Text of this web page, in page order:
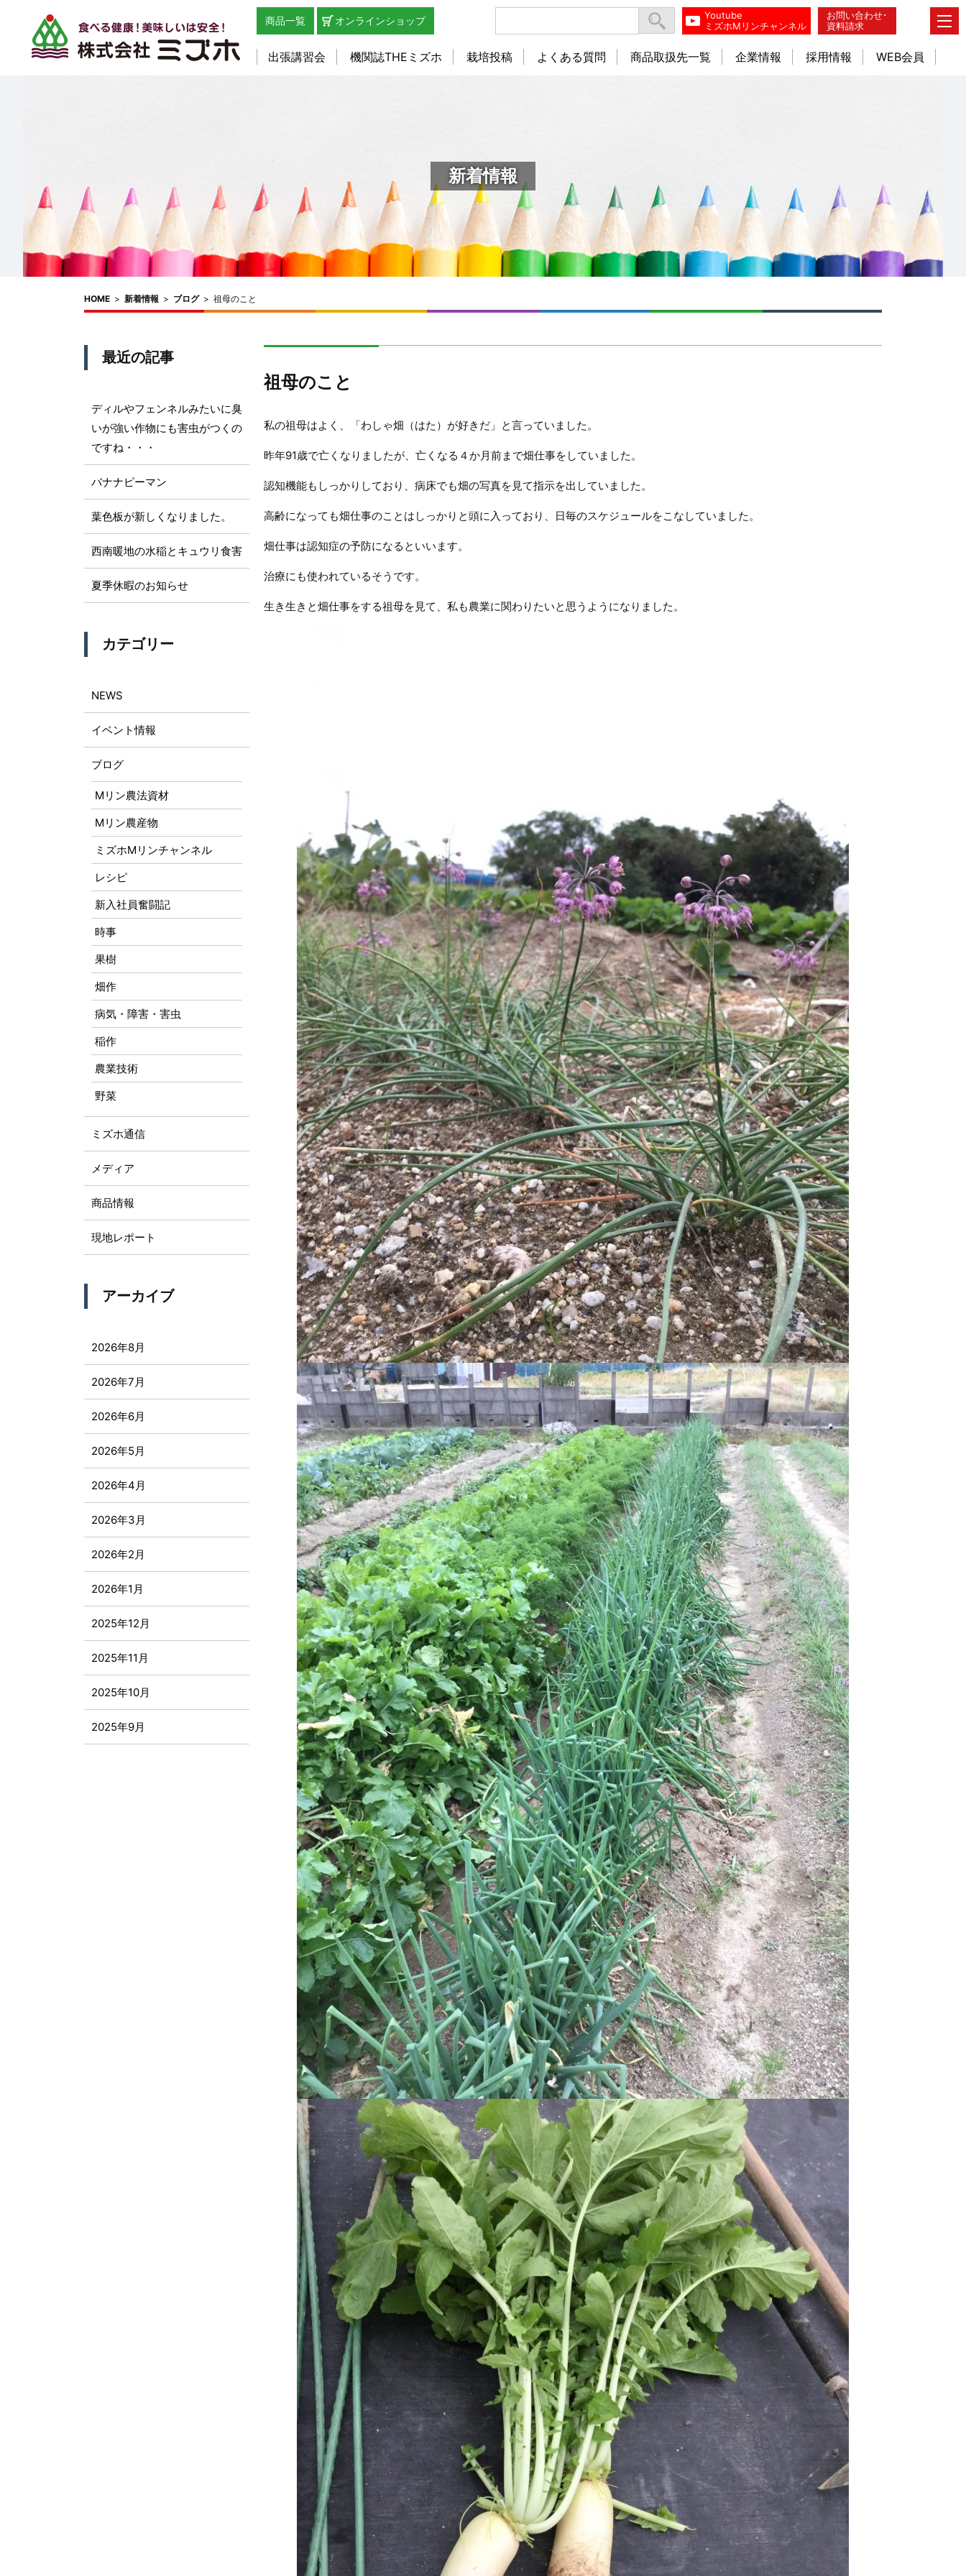
お問い合わせ･
資料請求
Youtube
ミズホMリンチャンネル
商品一覧 オンラインショップ
出張講習会 機関誌THEミズホ 栽培投稿 よくある質問 商品取扱先一覧 企業情報 採用情報 WEB会員
新着情報
HOME > 新着情報 > ブログ> 祖母のこと
祖母のこと
私の祖母はよく、「わしゃ畑（はた）が好きだ」と言っていました。
昨年91歳で亡くなりましたが、亡くなる４か月前まで畑仕事をしていました。
認知機能もしっかりしており、病床でも畑の写真を見て指示を出していました。
高齢になっても畑仕事のことはしっかりと頭に入っており、日毎のスケジュールをこなしていました。
畑仕事は認知症の予防になるといいます。
治療にも使われているそうです。
生き生きと畑仕事をする祖母を見て、私も農業に関わりたいと思うようになりました。
最近の記事
ディルやフェンネルみたいに臭
いが強い作物にも害虫がつくの
ですね・・・
バナナピーマン
葉色板が新しくなりました。
西南暖地の水稲とキュウリ食害
夏季休暇のお知らせ
カテゴリー
NEWS
イベント情報
ブログ
Mリン農法資材
Mリン農産物
ミズホMリンチャンネル
レシピ
新入社員奮闘記
時事
果樹
畑作
病気・障害・害虫
稲作
農業技術
野菜
ミズホ通信
メディア
商品情報
現地レポート
アーカイブ
2026年8月
2026年7月
2026年6月
2026年5月
2026年4月
2026年3月
2026年2月
2026年1月
2025年12月
2025年11月
2025年10月
2025年9月